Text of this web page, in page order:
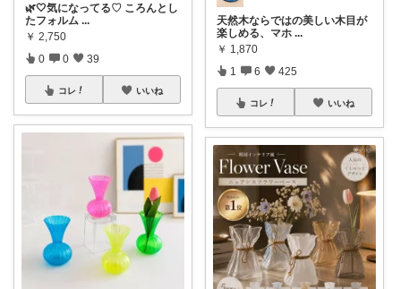
🌿🤍気になってる♡ ころんとし
たフォルム ...
￥ 2,750
0 0 39
コレ いいね
天然木ならではの美しい木目が
楽しめる、マホ ...
￥ 1,870
1 6 425
コレ いいね